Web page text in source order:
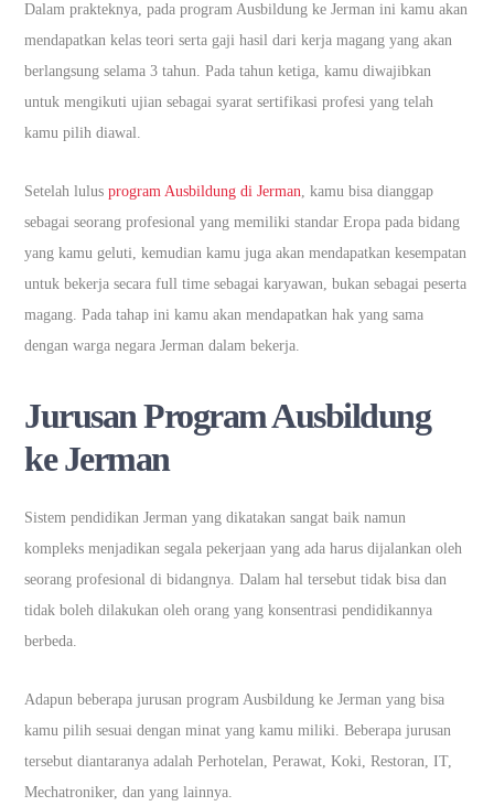
Dalam prakteknya, pada program Ausbildung ke Jerman ini kamu akan
mendapatkan kelas teori serta gaji hasil dari kerja magang yang akan
berlangsung selama 3 tahun. Pada tahun ketiga, kamu diwajibkan
untuk mengikuti ujian sebagai syarat sertifikasi profesi yang telah
kamu pilih diawal.
Setelah lulusprogram Ausbildung di Jerman, kamu bisa dianggap
sebagai seorang profesional yang memiliki standar Eropa pada bidang
yang kamu geluti, kemudian kamu juga akan mendapatkan kesempatan
untuk bekerja secara full time sebagai karyawan, bukan sebagai peserta
magang. Pada tahap ini kamu akan mendapatkan hak yang sama
dengan warga negara Jerman dalam bekerja.
Jurusan Program Ausbildung
ke Jerman
Sistem pendidikan Jerman yang dikatakan sangat baik namun
kompleks menjadikan segala pekerjaan yang ada harus dijalankan oleh
seorang profesional di bidangnya. Dalam hal tersebut tidak bisa dan
tidak boleh dilakukan oleh orang yang konsentrasi pendidikannya
berbeda.
Adapun beberapa jurusan program Ausbildung ke Jerman yang bisa
kamu pilih sesuai dengan minat yang kamu miliki. Beberapa jurusan
tersebut diantaranya adalah Perhotelan, Perawat, Koki, Restoran, IT,
Mechatroniker, dan yang lainnya.